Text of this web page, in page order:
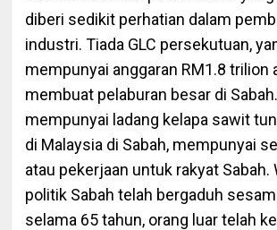
diberi sedikit perhatian dalam
industri. Tiada GLC persekutuan,
mempunyai anggaran RM1.8 trilion
membuat pelaburan besar di Sabah.
mempunyai ladang kelapa sawit
di Malaysia di Sabah, mempunyai
atau pekerjaan untuk rakyat Sabah.
politik Sabah telah bergaduh
selama 65 tahun, orang luar telah